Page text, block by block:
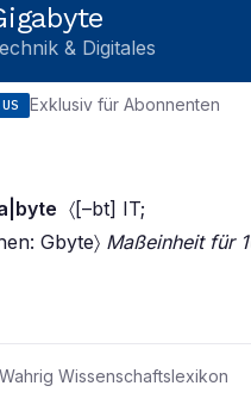
& Digitales
Exklusiv für Abonnenten
〈[–bt] IT;
Gbyte〉 Maßeinheit für
Wahrig Wissenschaftslexikon